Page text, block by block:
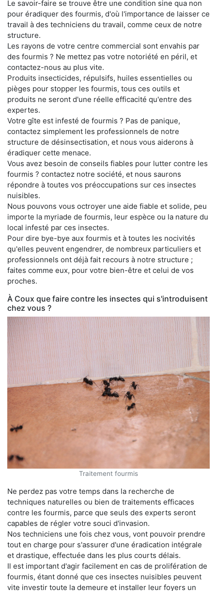
Le savoir-faire se trouve être une condition sine qua non
pour éradiquer des fourmis, d'où l'importance de laisser ce
travail à des techniciens du travail, comme ceux de notre
structure.
Les rayons de votre centre commercial sont envahis par
des fourmis ? Ne mettez pas votre notoriété en péril, et
contactez-nous au plus vite.
Produits insecticides, répulsifs, huiles essentielles ou
pièges pour stopper les fourmis, tous ces outils et
produits ne seront d'une réelle efficacité qu'entre des
expertes.
Votre gîte est infesté de fourmis ? Pas de panique,
contactez simplement les professionnels de notre
structure de désinsectisation, et nous vous aiderons à
éradiquer cette menace.
Vous avez besoin de conseils fiables pour lutter contre les
fourmis ? contactez notre société, et nous saurons
répondre à toutes vos préoccupations sur ces insectes
nuisibles.
Nous pouvons vous octroyer une aide fiable et solide, peu
importe la myriade de fourmis, leur espèce ou la nature du
local infesté par ces insectes.
Pour dire bye-bye aux fourmis et à toutes les nocivités
qu'elles peuvent engendrer, de nombreux particuliers et
professionnels ont déjà fait recours à notre structure ;
faites comme eux, pour votre bien-être et celui de vos
proches.
À Coux que faire contre les insectes qui s'introduisent
chez vous ?
Traitement fourmis
Ne perdez pas votre temps dans la recherche de
techniques naturelles ou bien de traitements efficaces
contre les fourmis, parce que seuls des experts seront
capables de régler votre souci d'invasion.
Nos techniciens une fois chez vous, vont pouvoir prendre
tout en charge pour s'assurer d'une éradication intégrale
et drastique, effectuée dans les plus courts délais.
Il est important d'agir facilement en cas de prolifération de
fourmis, étant donné que ces insectes nuisibles peuvent
vite investir toute la demeure et installer leur foyers un